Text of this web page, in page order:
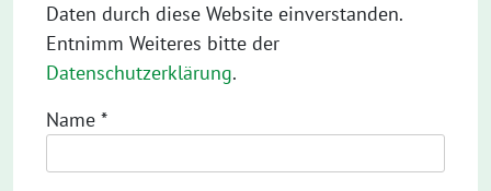
Daten durch diese Website einverstanden.
Entnimm Weiteres bitte der
Datenschutzerklärung.
Name *